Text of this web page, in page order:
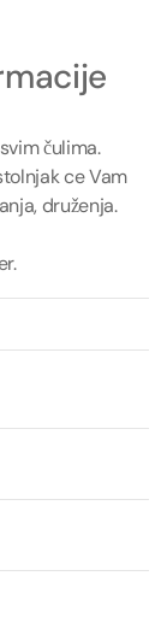
čulima.
ce Vam
druženja.